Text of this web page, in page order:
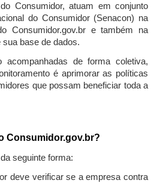
Consumidor, atuam em conjunto
do Consumidor (Senacon) na
Consumidor.gov.br e também na
base de dados.
acompanhadas de forma coletiva,
é aprimorar as políticas
que possam beneficiar toda a
Consumidor.gov.br?
seguinte forma:
deve verificar se a empresa contra